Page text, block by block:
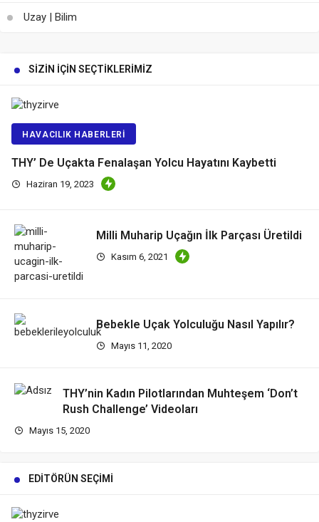
Uzay | Bilim
SIZIN İÇIN SEÇTIKLERIMIZ
HAVACILIK HABERLERI
THY’ De Uçakta Fenalaşan Yolcu Hayatını Kaybetti
Haziran 19, 2023
Milli Muharip Uçağın İlk Parçası Üretildi
Kasım 6, 2021
Bebekle Uçak Yolculuğu Nasıl Yapılır?
Mayıs 11, 2020
THY’nin Kadın Pilotlarından Muhteşem ‘Don’t
Rush Challenge’ Videoları
Mayıs 15, 2020
EDITÖRÜN SEÇIMI